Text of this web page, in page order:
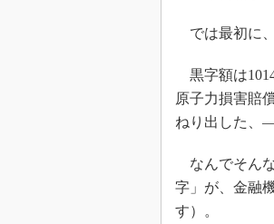
では最初に、
黒字額は
原子力損害賠
ねり出した、
なんでそん
字」が、金融
す）。